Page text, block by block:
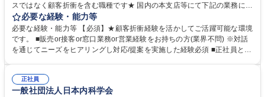
スではなく顧客折衝を含む職種です★ 国内の本支店等にて下記の業務に従
事していただきます。 ■窓口/後方/ロビーにて事務手続等の受付・オペレ
ーション、お客様対応 ■窓口にて、ご来店された個人のお客様に対して金
融商品のご提案 ■効率的な事務運用の検討・構築等 ≪業務紹介：ご応募前
に必ずご覧ください≫ ※記事 https://www.mysite.bk.mufg.jp/career/circle/
必要な経験・能力等
必要な経験・能力等 【必須】★顧客折衝経験を活かしてご活躍可能な環境
です。 ■販売or接客or窓口業務or営業経験をお持ちの方(業界不問) ※対話
を通じてニーズをヒアリングし対応/提案を実施した経験必須 ■正社員とし
るので安心して入行いただけます。 幅広いキャリアの選択肢があり、公募
や社内副業等を活用し、 一人ひとりが挑戦できるカルチャーが浸透してい
正社員
一般社団法人日本内科学会